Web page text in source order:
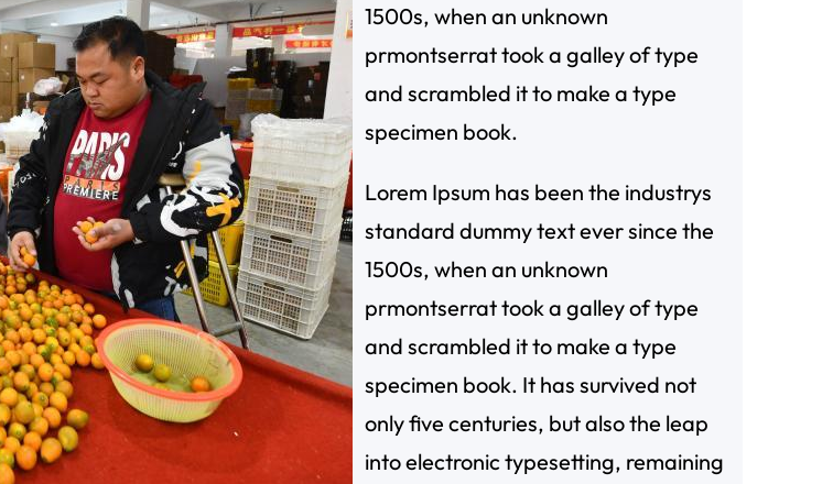
1500s, when an unknown
prmontserrat took a galley of type
and scrambled it to make a type
specimen book.
Lorem Ipsum has been the industrys
standard dummy text ever since the
1500s, when an unknown
prmontserrat took a galley of type
and scrambled it to make a type
specimen book. It has survived not
only five centuries, but also the leap
into electronic typesetting, remaining